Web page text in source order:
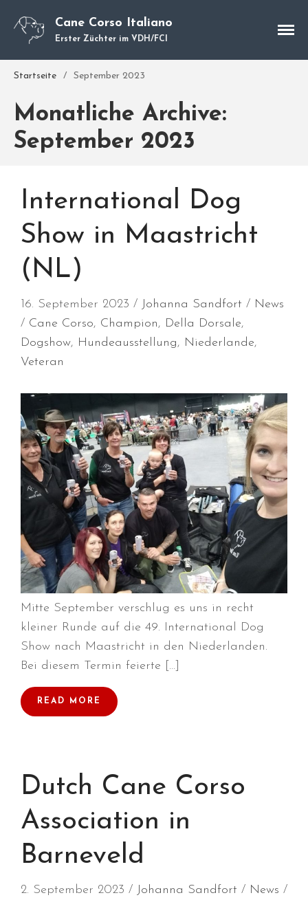
Welpen
Würfe
Über mich
Kontakt
Durchmarsch und Urlaubsgefühle
in Hallbergmoos (D)!
Voller Erfolg in Arnhem (NL)!
Zino Della Dorsale sucht ein
neues Zuhause!
Voller Erfolg in Gerpinnes (B)!!
BIG 2 Platz 3 in Dortmund!
Juli 2026
Juni 2026
Mai 2026
Oktober 2025
September 2025
Cane Corso Italiano
Erster Züchter im VDH/FCI
Startseite / September 2023
Monatliche Archive:
September 2023
International Dog
Show in Maastricht
(NL)
16. September 2023 Johanna Sandfort
News
Cane Corso, Champion, Della Dorsale,
Dogshow, Hundeausstellung, Niederlande,
Veteran
Mitte September verschlug es uns in recht
kleiner Runde auf die 49. International Dog
Show nach Maastricht in den Niederlanden.
Bei diesem Termin feierte […]
READ MORE
Dutch Cane Corso
Association in
Barneveld
2. September 2023 Johanna Sandfort
News